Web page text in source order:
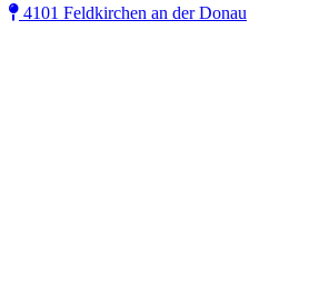
4101 Feldkirchen an der Donau